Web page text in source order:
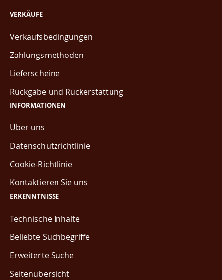
VERKÄUFE
Verkaufsbedingungen
Zahlungsmethoden
Lieferscheine
Rückgabe und Rückerstattung
INFORMATIONEN
Über uns
Datenschutzrichtlinie
Cookie-Richtlinie
Kontaktieren Sie uns
ERKENNTNISSE
Technische Inhalte
Beliebte Suchbegriffe
Erweiterte Suche
Seitenübersicht